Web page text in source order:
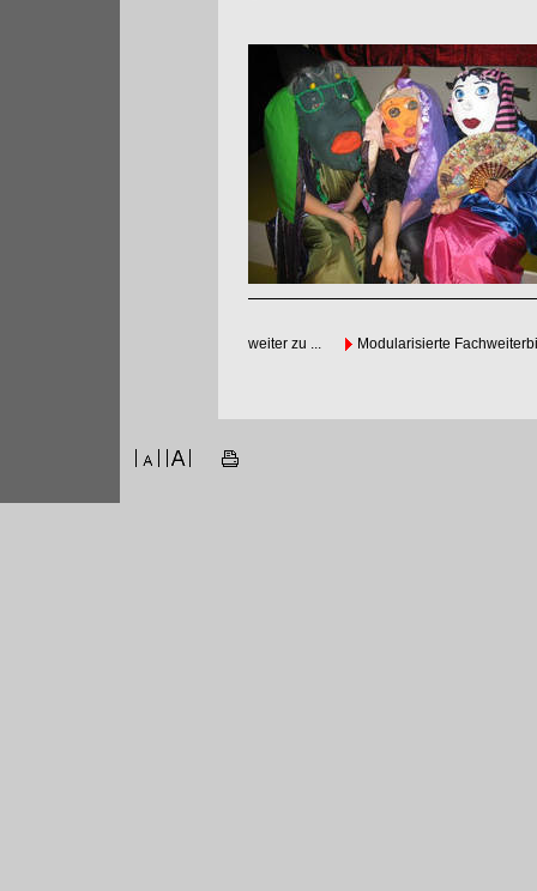
weiter zu ... Modularisierte